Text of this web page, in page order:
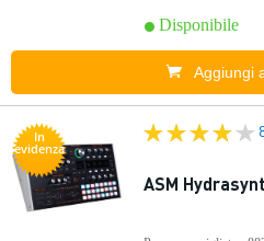
Disponibile
Aggiungi
In
evidenza
ASM